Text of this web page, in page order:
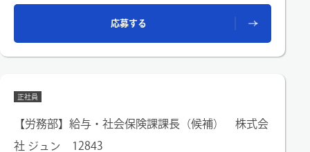
限定なし
応募する
正社員
【労務部】給与・社会保険課課長（候補） 株式会
社 ジュン 12843